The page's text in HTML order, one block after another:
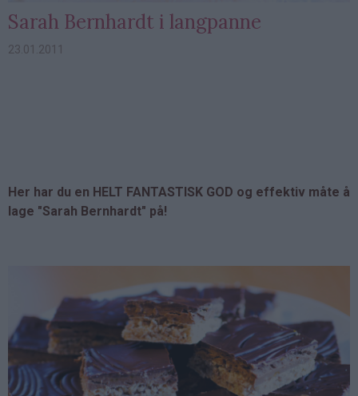
Sarah Bernhardt i langpanne
23.01.2011
Her har du en HELT FANTASTISK GOD og effektiv måte å
lage "Sarah Bernhardt" på!